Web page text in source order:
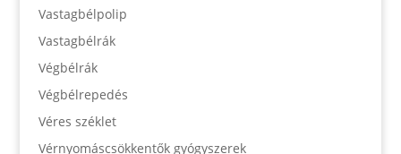
Vastagbélpolip
Vastagbélrák
Végbélrák
Végbélrepedés
Véres széklet
Vérnyomáscsökkentők gyógyszerek